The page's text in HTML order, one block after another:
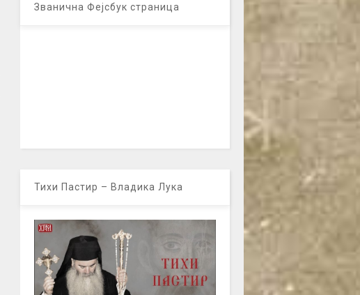
Званична Фејсбук страница
Тихи Пастир – Владика Лука